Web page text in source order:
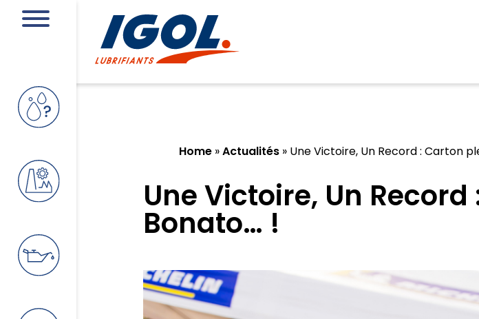
Home »Actualités » Une Victoire, Un Record : Carton
Une Victoire, Un
Bonato… !